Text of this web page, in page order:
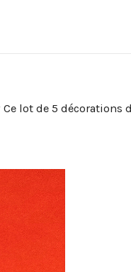
lot de 5